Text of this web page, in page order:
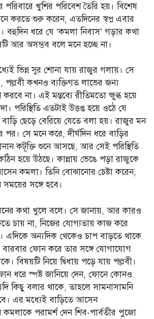
পরিবারে খুশির পরিবেশ তৈরি হয়। বিশেষ
করতে শুরু করেন, এতদিনের স্বপ্ন এবার
বহুদিন ধরে যে ‘কমলা নিবাস’ গড়ার কথা
আর অসম্ভব বলে মনে হচ্ছে না।
ভিন্ন সুর শোনা যায় রাজুর গলায়। সে
পল্লবী কখনও ব্যক্তিগত লাভের জন্য
করবে না। এই মন্তব্যে রীতিমতো ক্ষুব্ধ হয়ে
পরিস্থিতি এতটাই উত্তপ্ত হয়ে ওঠে যে
ছেড়ে বেরিয়ে যেতে বলা হয়। রাজুর মন
সে মনে করে, দীর্ঘদিন ধরে বাড়ির
কটূক্তি শুনে আসছে, আর সেই পরিস্থিতি
হয়ে উঠছে। কান্নায় ভেঙে পড়া রাজুকে
কমলা। তিনি বোঝানোর চেষ্টা করেন,
সঙ্গে হবে।
কথা খুলে বলে। সে জানায়, আর কারও
চায় না, নিজের যোগ্যতায় কাজ করে
এদিকে অন্যদিক থেকেও চাপ বাড়তে থাকে
বারবার ফোন করে তার সঙ্গে যোগাযোগ
বিষয়টি নিয়ে দ্বিধায় পড়ে যায় পল্লবী।
ধরে স্পষ্ট জানিয়ে দেন, ফোনে কোনও
কিছু বলার থাকে, তাহলে সামনাসামনি
এর মধ্যেই বাড়িতে আসেন
কমলাকে পরামর্শ দেন শিব-পার্বতীর পুজো